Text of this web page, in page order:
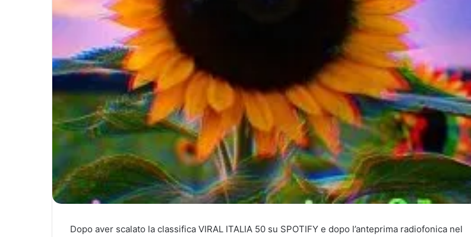
Dopo aver scalato la classifica VIRAL ITALIA 50 su SPOTIFY e dopo l’anteprima radiofonica nel